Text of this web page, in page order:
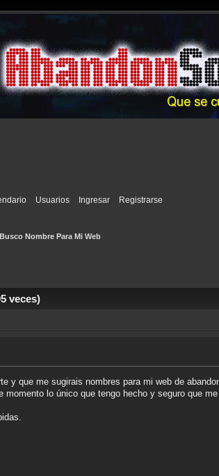
Usuarios Ingresar Registrarse
Busco Nombre Para Mi Web
veces)
y que me sugirais nombres para mi web de
lo único que tengo hecho y seguro que